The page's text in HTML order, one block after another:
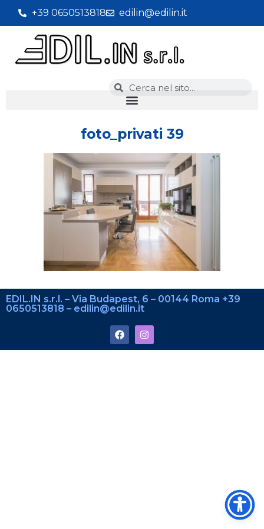
+39 0650513818 edilin@edilin.it
foto_privati 39
EDIL.IN s.r.l. – Via Budapest, 6 – 00144 Roma +39
0650513818 – edilin@edilin.it